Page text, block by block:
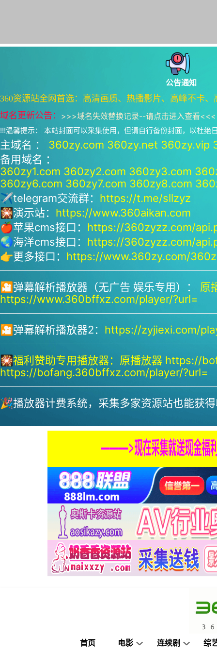
公告通知
360资源站全网首选：高清画质、热播影片、高峰不卡
域名更新公告： >>>域名失效替换记录--请点击进入查看<<<
!!!温馨提示： 本站封面可以采集使用，但请自行备份封面，以杜绝
主域名 ： 360zy.com 360zy.net 360zy.vip
备用域名 ：
360zy1.com 360zy2.com 360zy3.com
360zy6.com 360zy7.com 360zy8.com
✈telegram交流群： https://t.me/sllzyz
🎇演示站： https://www.360aikan.com
🍎苹果cms接口： https://360zyzz.com/
🌏海洋cms接口： https://360zyzz.com/
👉更多接口： https://www.360zy.com/
🎦弹幕解析播放器（无广告 娱乐专用）： 原
https://www.360bffxz.com/player/?url=
🎦弹幕解析播放器2： https://zyjiexi.com/
🎇福利赞助专用播放器： 原播放器 https://
https://bofang.360bffxz.com/player/?url=
🎉播放器计费系统，采集多家资源站也能获
首页 电影 连续剧 综